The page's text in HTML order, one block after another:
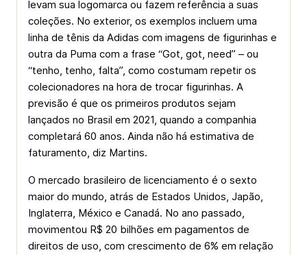
levam sua logomarca ou fazem referência a suas
coleções. No exterior, os exemplos incluem uma
linha de tênis da Adidas com imagens de figurinhas e
outra da Puma com a frase “Got, got, need” – ou
“tenho, tenho, falta”, como costumam repetir os
colecionadores na hora de trocar figurinhas. A
previsão é que os primeiros produtos sejam
lançados no Brasil em 2021, quando a companhia
completará 60 anos. Ainda não há estimativa de
faturamento, diz Martins.
O mercado brasileiro de licenciamento é o sexto
maior do mundo, atrás de Estados Unidos, Japão,
Inglaterra, México e Canadá. No ano passado,
movimentou R$ 20 bilhões em pagamentos de
direitos de uso, com crescimento de 6% em relação